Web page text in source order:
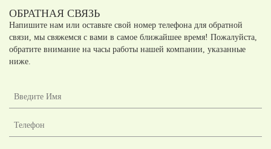
ОБРАТНАЯ СВЯЗЬ
Напишите нам или оставьте свой номер телефона для обратной
связи, мы свяжемся с вами в самое ближайшее время! Пожалуйста,
обратите внимание на часы работы нашей компании, указанные
ниже.